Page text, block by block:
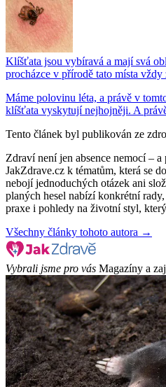
Klíšťata jsou vybíravá a mají svá
procházce v přírodě tato místa
Máme polovinu léta, a právě v
klíšťata vyskytují nejhojněji. A
Tento článek byl publikován ze
Zdraví není jen absence nemocí –
JakZdrave.cz k tématům, která se
nebojí jednoduchých otázek ani
planých hesel nabízí konkrétní
praxe i pohledy na životní styl,
Všechny články tohoto autora →
Vybrali jsme pro vás Magazíny a